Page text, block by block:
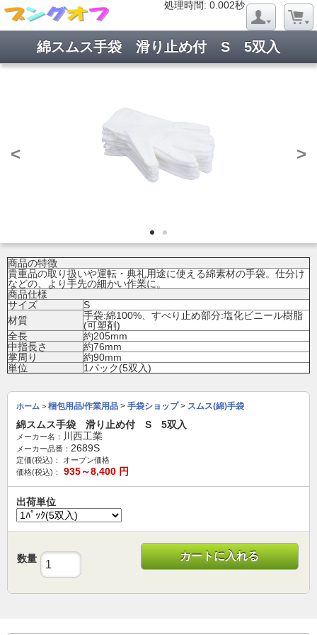
処理時間: 0.002秒
綿スムス手袋 滑り止め付 S 5双入
< >
商品の特徴
貴重品の取り扱いや運転・典礼用途に使える綿素材の手袋。仕分け
などの、より手先の細かい作業に。
商品仕様
サイズ
S
材質
手袋:綿100%、すべり止め部分:塩化ビニール樹脂
(可塑剤)
全長
約205mm
中指長さ
約76mm
掌周り
約90mm
単位
1パック(5双入)
ホーム > 梱包用品/作業用品 > 手袋ショップ> スムス(綿)手袋
綿スムス手袋 滑り止め付 S 5双入
メーカー名： 川西工業
メーカー品番： 2689S
定価(税込)：
オープン価格
価格(税込)：
935～8,400 円
出荷単位
数量 カートに入れる
処理時間: 0.019秒